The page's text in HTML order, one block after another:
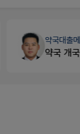
약국대출